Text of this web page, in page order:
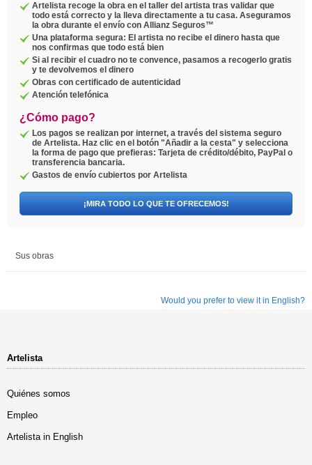
Artelista recoge la obra en el taller del artista tras validar que
todo está correcto y la lleva directamente a tu casa. Aseguramos
la obra durante el envío con Allianz Seguros™
Una plataforma segura: El artista no recibe el dinero hasta que
nos confirmas que todo está bien
Si al recibir el cuadro no te convence, pasamos a recogerlo gratis
y te devolvemos el dinero
Obras con certificado de autenticidad
Atención telefónica
¿Cómo pago?
Los pagos se realizan por internet, a través del sistema seguro
de Artelista. Haz clic en el botón "Añadir a la cesta" y selecciona
la forma de pago que prefieras: Tarjeta de crédito/débito, PayPal o
transferencia bancaria.
Gastos de envío cubiertos por Artelista
¡MIRA TODO LO QUE TE OFRECEMOS!
Sus obras
Would you prefer to view it in English?
Artelista
Quiénes somos
Empleo
Artelista in English